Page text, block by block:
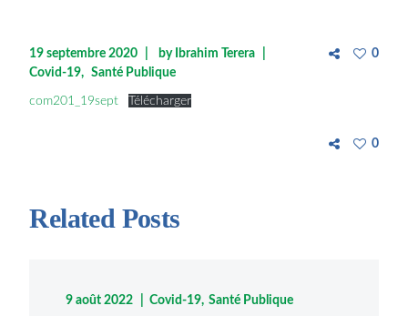
19 septembre 2020 by Ibrahim Terera
Covid-19
Santé Publique
0
com201_19sept Télécharger
0
Related Posts
9 août 2022 Covid-19 Santé Publique